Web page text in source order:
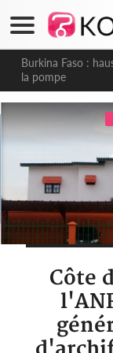
Burkina Faso :
la pompe
Côte